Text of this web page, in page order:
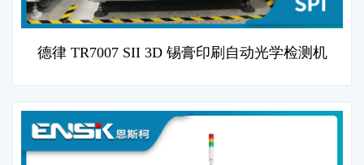
德律 TR7007 SII 3D 锡膏印刷自动光学检测机